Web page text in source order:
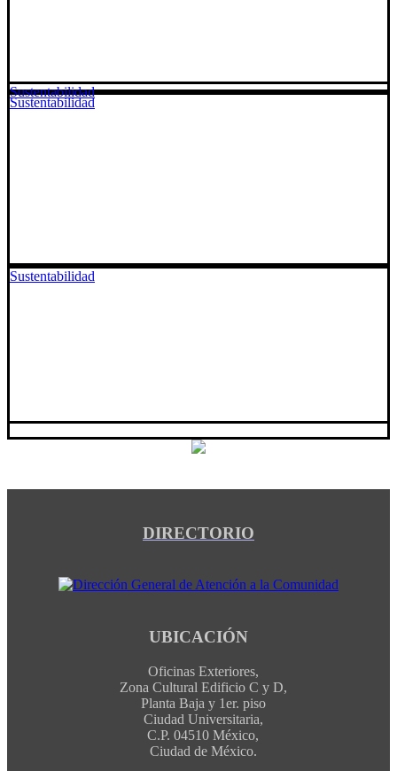
Sustentabilidad
Sustentabilidad
Sustentabilidad
DIRECTORIO
UBICACIÓN
Oficinas Exteriores,
Zona Cultural Edificio C y D,
Planta Baja y 1er. piso
Ciudad Universitaria,
C.P. 04510 México,
Ciudad de México.